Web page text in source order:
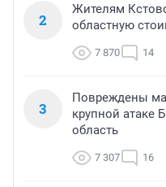
2
Жителям
областную
7 870 14
3
Повреждены
крупной атаке
область
7 307 16